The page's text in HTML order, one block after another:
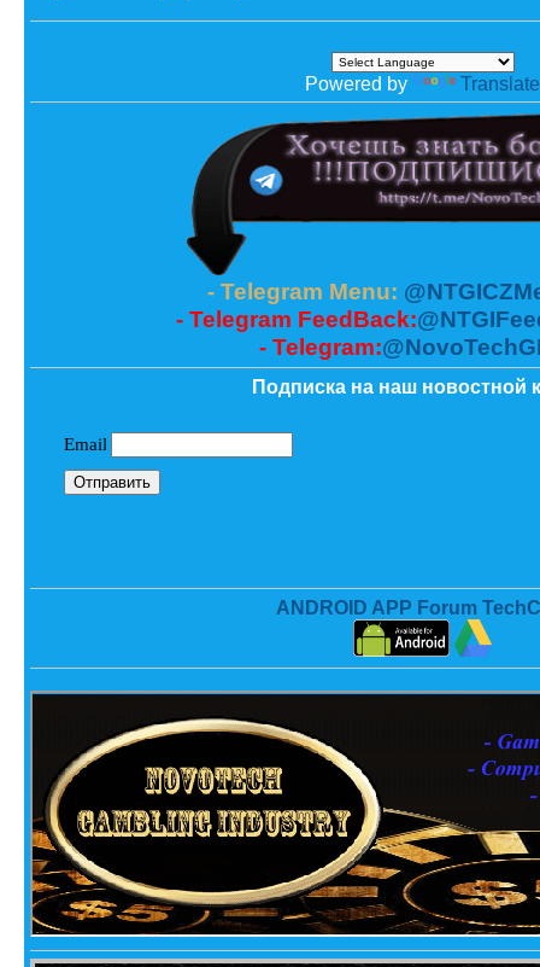
Powered by Translate
- Telegram Menu:
- Telegram FeedBack:
- Telegram:
Подписка на наш новостной
ANDROID APP Forum